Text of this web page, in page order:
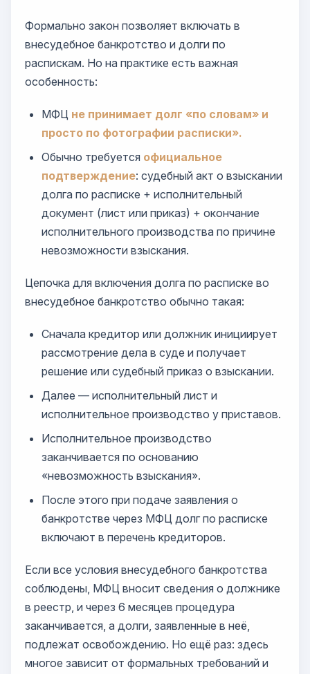
Формально закон позволяет включать в
внесудебное банкротство и долги по
распискам. Но на практике есть важная
особенность:
МФЦ не принимает долг «по словам» и
просто по фотографии расписки».
Обычно требуется официальное
подтверждение: судебный акт о взыскании
долга по расписке + исполнительный
документ (лист или приказ) + окончание
исполнительного производства по причине
невозможности взыскания.
Цепочка для включения долга по расписке во
внесудебное банкротство обычно такая:
Сначала кредитор или должник инициирует
рассмотрение дела в суде и получает
решение или судебный приказ о взыскании.
Далее — исполнительный лист и
исполнительное производство у приставов.
Исполнительное производство
заканчивается по основанию
«невозможность взыскания».
После этого при подаче заявления о
банкротстве через МФЦ долг по расписке
включают в перечень кредиторов.
Если все условия внесудебного банкротства
соблюдены, МФЦ вносит сведения о должнике
в реестр, и через 6 месяцев процедура
заканчивается, а долги, заявленные в неё,
подлежат освобождению. Но ещё раз: здесь
многое зависит от формальных требований и